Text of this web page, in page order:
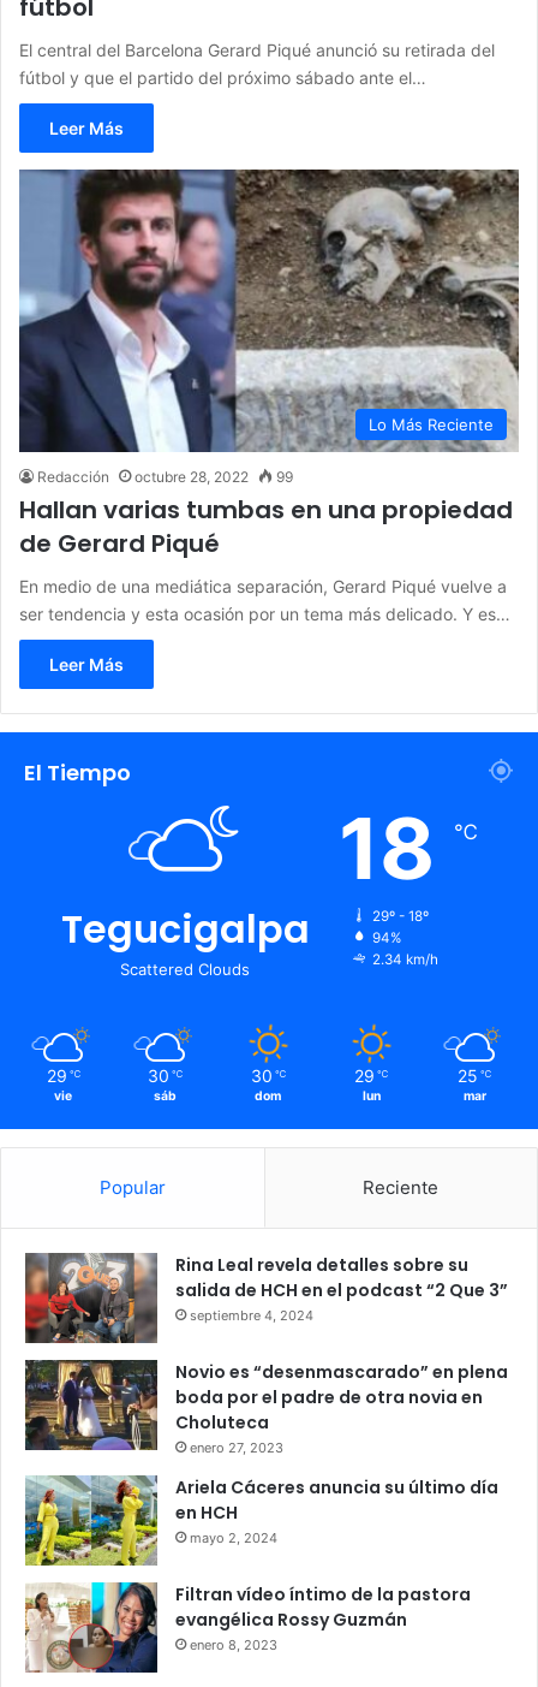
fútbol
El central del Barcelona Gerard Piqué anunció su retirada del
fútbol y que el partido del próximo sábado ante el…
Leer Más
Lo Más Reciente
Redacción octubre 28, 2022 99
Hallan varias tumbas en una propiedad
de Gerard Piqué
En medio de una mediática separación, Gerard Piqué vuelve a
ser tendencia y esta ocasión por un tema más delicado. Y es…
Leer Más
El Tiempo
Tegucigalpa
Scattered Clouds
18 ℃
29º - 18º
94%
2.34 km/h
29 ℃
vie
30 ℃
sáb
30 ℃
dom
29 ℃
lun
25 ℃
mar
Popular Reciente
Rina Leal revela detalles sobre su
salida de HCH en el podcast “2 Que 3”
septiembre 4, 2024
Novio es “desenmascarado” en plena
boda por el padre de otra novia en
Choluteca
enero 27, 2023
Ariela Cáceres anuncia su último día
en HCH
mayo 2, 2024
Filtran vídeo íntimo de la pastora
evangélica Rossy Guzmán
enero 8, 2023